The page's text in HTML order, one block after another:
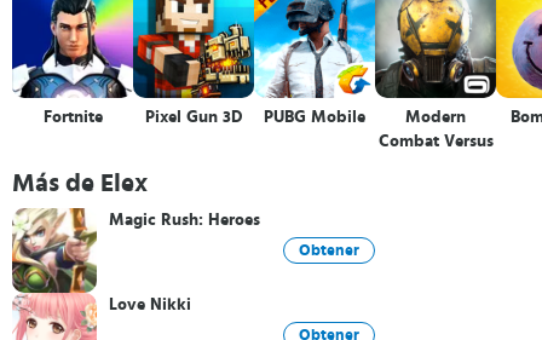
Fortnite Pixel Gun 3D PUBG Mobile
Modern
Combat Versus
Más de Elex
Magic Rush: Heroes
Obtener
Love Nikki
Obtener